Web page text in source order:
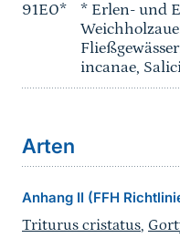
91E0*
* Erlen- und
incanae,
Arten
Anhang II (FFH
Triturus cristatus,